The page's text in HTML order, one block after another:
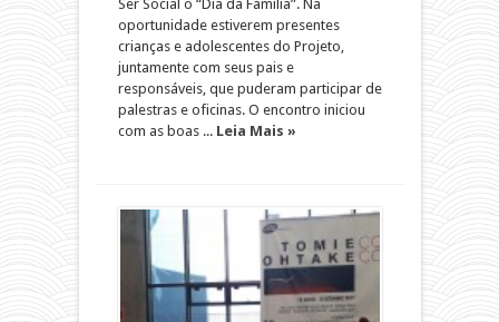
Ser Social o “Dia da Família”. Na
oportunidade estiverem presentes
crianças e adolescentes do Projeto,
juntamente com seus pais e
responsáveis, que puderam participar de
palestras e oficinas. O encontro iniciou
com as boas ... Leia Mais »